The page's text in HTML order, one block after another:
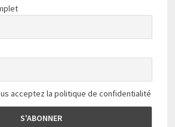
acceptez la politique de confidentialité